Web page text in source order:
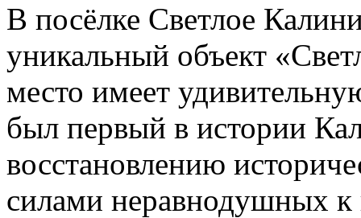
В посёлке Светлое
уникальный объект
место имеет
был первый в истории
восстановлению
силами неравнодушных